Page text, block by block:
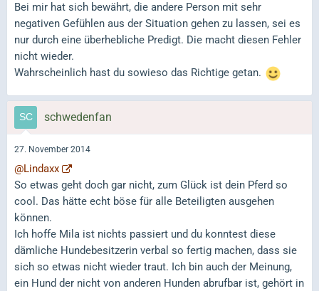
Bei mir hat sich bewährt, die andere Person mit sehr
negativen Gefühlen aus der Situation gehen zu lassen, sei es
nur durch eine überhebliche Predigt. Die macht diesen Fehler
nicht wieder.
Wahrscheinlich hast du sowieso das Richtige getan.
schwedenfan
27. November 2014
@Lindaxx
So etwas geht doch gar nicht, zum Glück ist dein Pferd so
cool. Das hätte echt böse für alle Beteiligten ausgehen
können.
Ich hoffe Mila ist nichts passiert und du konntest diese
dämliche Hundebesitzerin verbal so fertig machen, dass sie
sich so etwas nicht wieder traut. Ich bin auch der Meinung,
ein Hund der nicht von anderen Hunden abrufbar ist, gehört in